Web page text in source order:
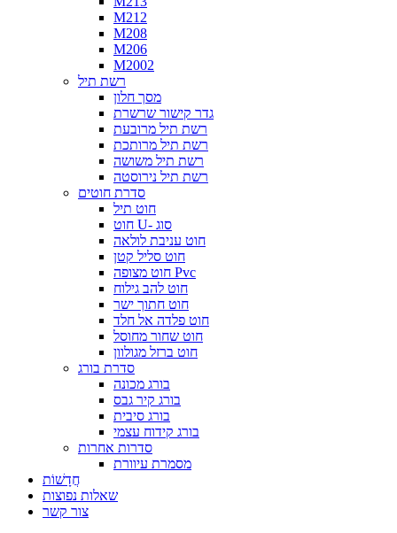
M212
M208
M206
M2002
רשת תיל
מסך חלון
גדר קישור שרשרת
רשת תיל מרובעת
רשת תיל מרותכת
רשת תיל משושה
רשת תיל נירוסטה
סדרת חוטים
חוט תיל
חוט U- סוג
חוט עניבת לולאה
חוט סליל קטן
חוט מצופה Pvc
חוט להב גילוח
חוט חתוך ישר
חוט פלדה אל חלד
חוט שחור מחוסל
חוט ברזל מגולוון
סדרת בורג
בורג מכונה
בורג קיר גבס
בורג סיבית
בורג קידוח עצמי
סדרות אחרות
מסמרת עיוורת
חֲדָשׁוֹת
שאלות נפוצות
צור קשר